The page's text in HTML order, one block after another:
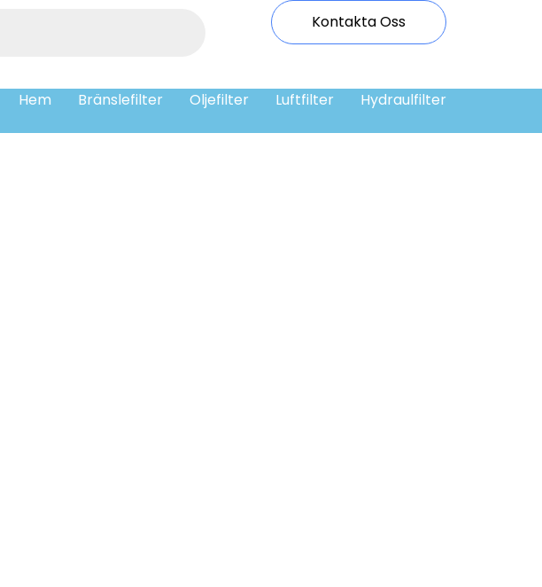
Kontakta Oss
Hem Bränslefilter Oljefilter Luftfilter Hydraulfilter